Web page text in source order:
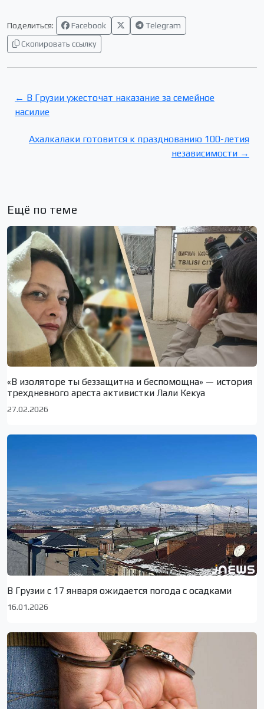
Поделиться: Facebook
Telegram
Скопировать ссылку
← В Грузии ужесточат наказание за семейное
насилие
Ахалкалаки готовится к празднованию 100-летия
независимости →
Ещё по теме
«В изоляторе ты беззащитна и беспомощна» — история
трехдневного ареста активистки Лали Кекуа
27.02.2026
В Грузии с 17 января ожидается погода с осадками
16.01.2026